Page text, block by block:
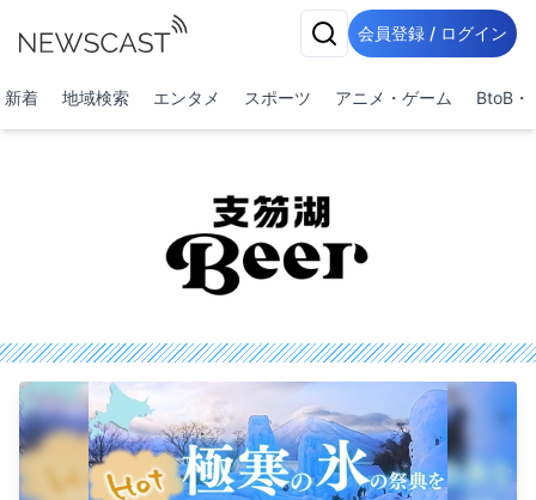
会員登録 / ログイン
新着 地域検索 エンタメ スポーツ アニメ・ゲーム BtoB・